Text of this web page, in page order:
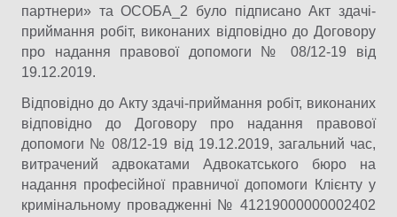
партнери» та ОСОБА_2 було підписано Акт здачі-
приймання робіт, виконаних відповідно до Договору
про надання правової допомоги № 08/12-19 від
19.12.2019.
Відповідно до Акту здачі-приймання робіт, виконаних
відповідно до Договору про надання правової
допомоги № 08/12-19 від 19.12.2019, загальний час,
витрачений адвокатами Адвокатського бюро на
надання професійної правничої допомоги Клієнту у
кримінальному провадженні № 41219000000002402